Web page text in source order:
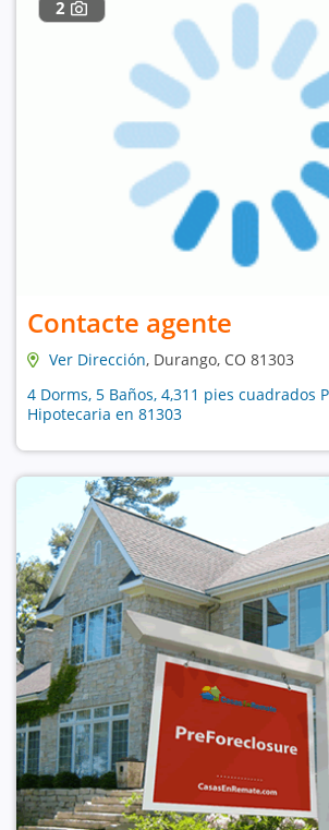
2
Contacte agente
Ver Dirección, Durango, CO 81303
4 Dorms, 5 Baños, 4,311 pies cuadrados
Hipotecaria en 81303